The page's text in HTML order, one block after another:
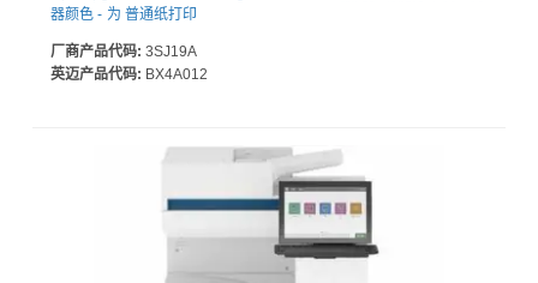
器颜色 - 为 普通纸打印
厂商产品代码: 3SJ19A
英迈产品代码: BX4A012